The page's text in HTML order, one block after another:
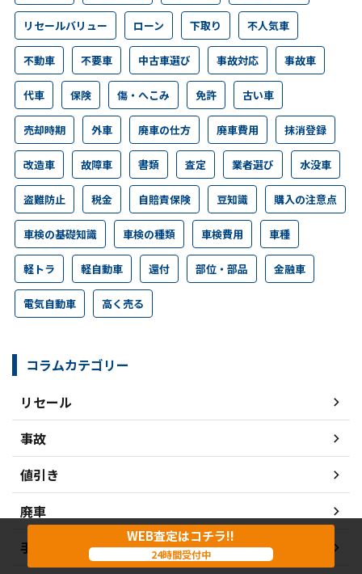
リセールバリュー ローン 下取り 不人気車
不動車 不要車 中古車選び 事故対応 事故車
代車 保険 傷・へこみ 免許 古い車
売却時期 外車 廃車の仕方 廃車費用 抹消登録
改造車 故障車 書類 査定 業者選び 水没車
盗難防止 税金 自賠責保険 豆知識 購入の注意点
車検の基礎知識 車検の種類 車検費用 車種
軽トラ 軽自動車 還付 部位・部品 金融車
電気自動車 高く売る
コラムカテゴリー
リセール
事故
値引き
廃車
手続き
WEB査定はコチラ!!
24時間受付中